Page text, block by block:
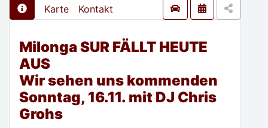
Karte Kontakt
Milonga SUR FÄLLT HEUTE
AUS
Wir sehen uns kommenden
Sonntag, 16.11. mit DJ Chris
Grohs